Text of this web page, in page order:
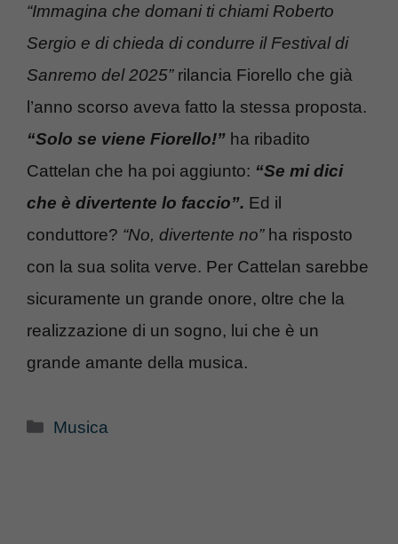
“Immagina che domani ti chiami Roberto
Sergio e di chieda di condurre il Festival di
Sanremo del 2025”rilancia Fiorello che già
l’anno scorso aveva fatto la stessa proposta.
“Solo se viene Fiorello!” ha ribadito
Cattelan che ha poi aggiunto: “Se mi dici
che è divertente lo faccio”. Ed il
conduttore? “No, divertente no”ha risposto
con la sua solita verve. Per Cattelan sarebbe
sicuramente un grande onore, oltre che la
realizzazione di un sogno, lui che è un
grande amante della musica.
Categorie
Musica